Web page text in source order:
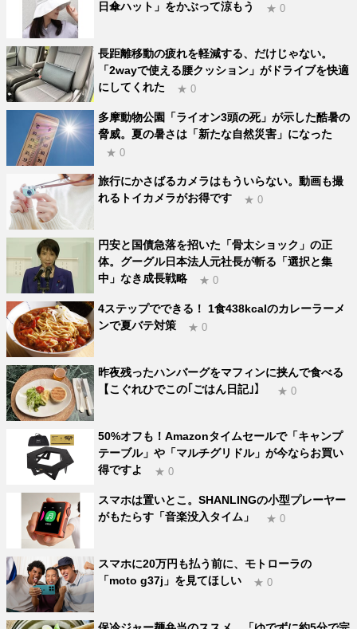
日傘ハット」をかぶって涼もう
★ 0
長距離移動の疲れを軽減する、だけじゃない。
「2wayで使える腰クッション」がドライブを快適
にしてくれた
★ 0
多摩動物公園「ライオン3頭の死」が示した酷暑の
脅威。夏の暑さは「新たな自然災害」になった
★ 0
旅行にかさばるカメラはもういらない。動画も撮
れるトイカメラがお得です
★ 0
円安と国債急落を招いた「骨太ショック」の正
体。グーグル日本法人元社長が斬る「選択と集
中」なき成長戦略
★ 0
4ステップでできる！ 1食438kcalのカレーラーメ
ンで夏バテ対策
★ 0
昨夜残ったハンバーグをマフィンに挟んで食べる
【こぐれひでこの｢ごはん日記｣】
★ 0
50%オフも！Amazonタイムセールで「キャンプ
テーブル」や「マルチグリドル」が今ならお買い
得ですよ
★ 0
スマホは置いとこ。SHANLINGの小型プレーヤー
がもたらす「音楽没入タイム」
★ 0
スマホに20万円も払う前に、モトローラの
「moto g37j」を見てほしい
★ 0